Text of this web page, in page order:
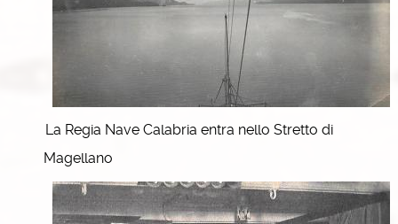
La Regia Nave Calabria entra nello Stretto di
Magellano